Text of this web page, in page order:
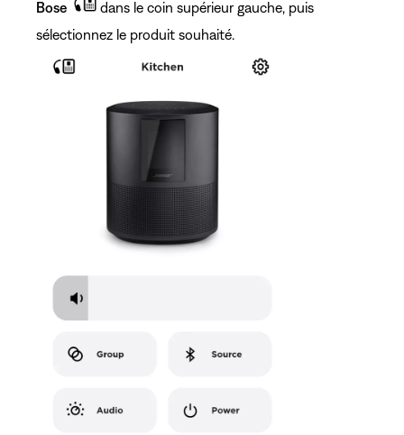
Bose
dans le coin supérieur gauche, puis
sélectionnez le produit souhaité.